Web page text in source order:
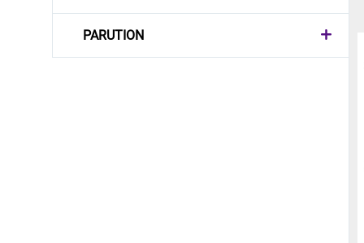
PARUTION